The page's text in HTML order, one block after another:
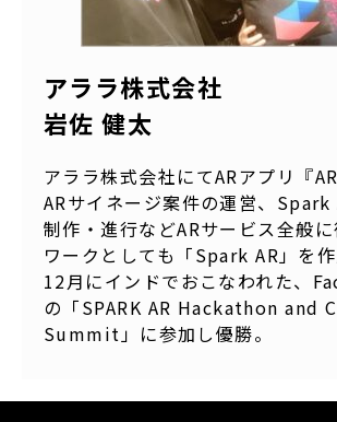
アララ株式会社
岩佐 健太
アララ株式会社にてARアプリ『
ARサイネージ案件の運営、Spark
制作・進行などARサービス全般
ワークとしても「Spark AR」を
12月にインドでおこなわれた、
の「SPARK AR Hackathon and
Summit」に参加し優勝。